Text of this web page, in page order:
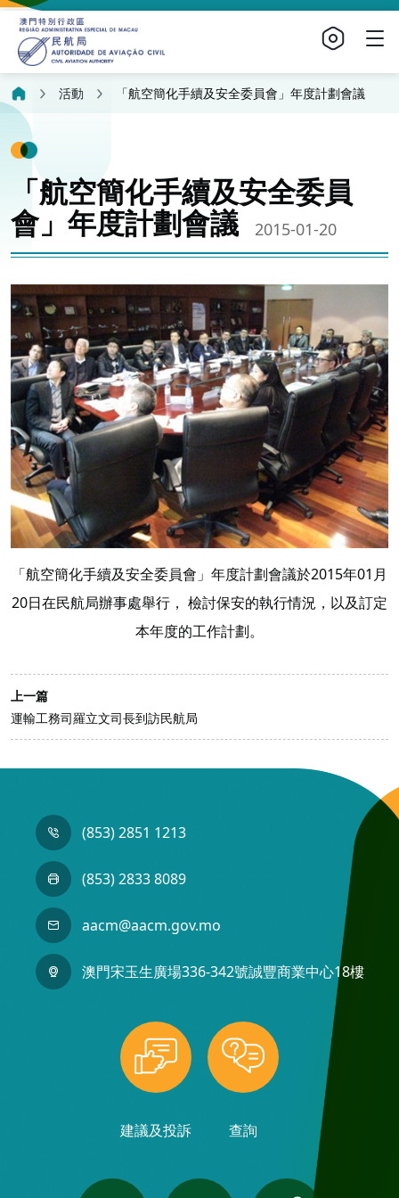
活動 「航空簡化手續及安全委員會」年度計劃會議
「航空簡化手續及安全委員
會」年度計劃會議
2015-01-20
「航空簡化手續及安全委員會」年度計劃會議於2015年01月
20日在民航局辦事處舉行， 檢討保安的執行情況，以及訂定
本年度的工作計劃。
上一篇
運輸工務司羅立文司長到訪民航局
(853) 2851 1213
(853) 2833 8089
aacm@aacm.gov.mo
澳門宋玉生廣場336-342號誠豐商業中心18樓
建議及投訴 查詢